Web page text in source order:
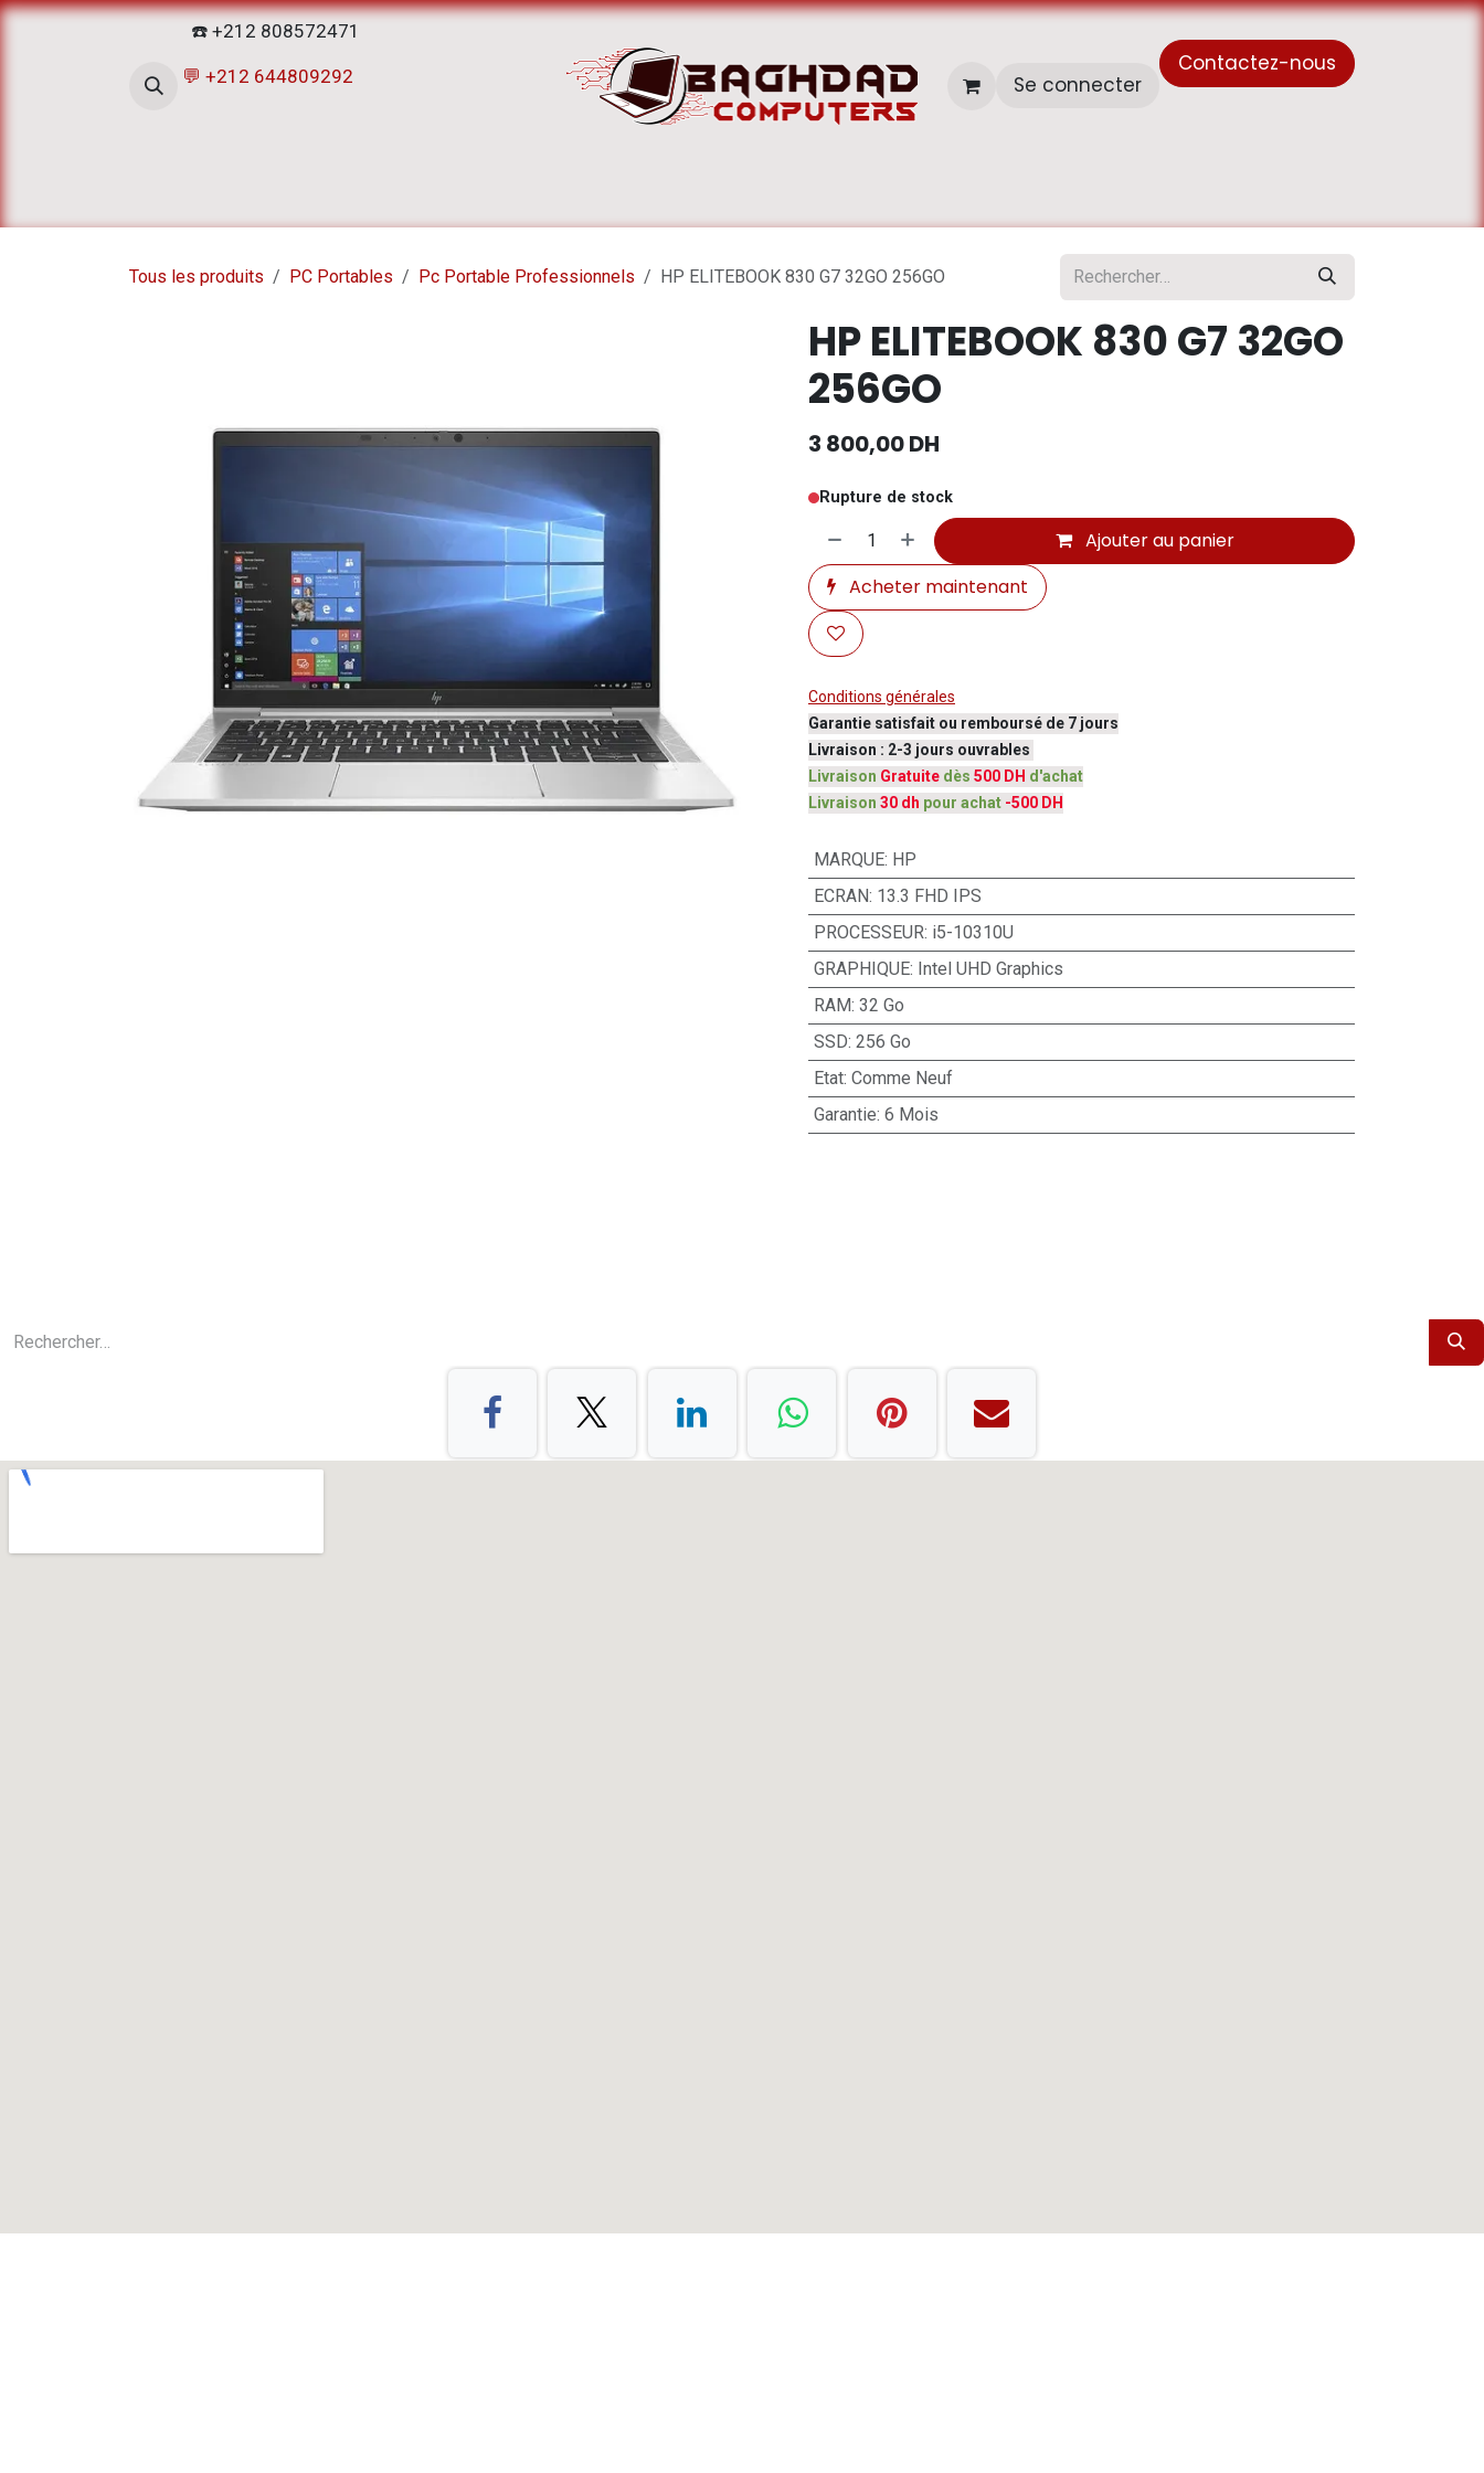
Se rendre au contenu
☎️ +212 808572471
💬 +212 644809292 Se connecter
Contactez-nous
Tous les produits PC Portables Pc Portable Professionnels HP ELITEBOOK 830 G7 32GO 256GO
HP ELITEBOOK 830 G7 32GO
256GO
3 800,00DH
Rupture de stock
Ajouter au panier
Acheter maintenant
Conditions générales
Garantie satisfait ou remboursé de 7 jours
Livraison : 2-3 jours ouvrables
Livraison Gratuite dès 500 DH d'achat
Livraison 30 dh pour achat -500 DH
MARQUE: HP
ECRAN: 13.3 FHD IPS
PROCESSEUR: i5-10310U
GRAPHIQUE: Intel UHD Graphics
RAM: 32 Go
SSD: 256 Go
Etat: Comme Neuf
Garantie: 6 Mois